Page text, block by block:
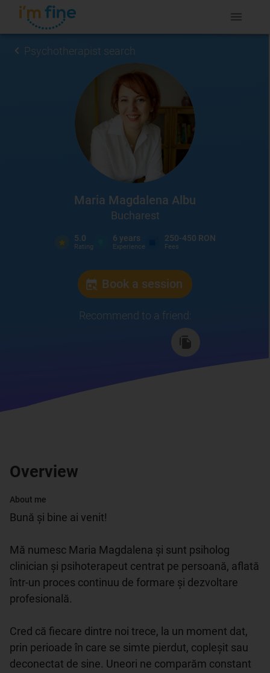
Psychotherapist search
Maria Magdalena Albu
Bucharest
5.0
Rating
6 years
Experience
250-450 RON
Fees
Book a session
Recommend to a friend :
Overview
About me
Bună și bine ai venit!
Mă numesc Maria Magdalena și sunt psiholog
clinician și psihoterapeut centrat pe persoană, aflată
într-un proces continuu de formare și dezvoltare
profesională.
Cred că fiecare dintre noi trece, la un moment dat,
prin perioade în care se simte pierdut, copleșit sau
deconectat de sine. Uneori ne comparăm constant